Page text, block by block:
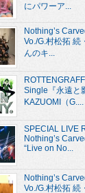
にパワーア...
Nothing’s
Vo./G.村松拓 続
んのキ...
Single『永遠と
KAZUOMI（G....
SPECIAL LIVE
Nothing’s
“Live on No...
Nothing’s
Vo./G.村松拓 続